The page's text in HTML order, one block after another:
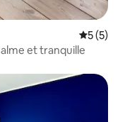
5 (5)
et tranquille